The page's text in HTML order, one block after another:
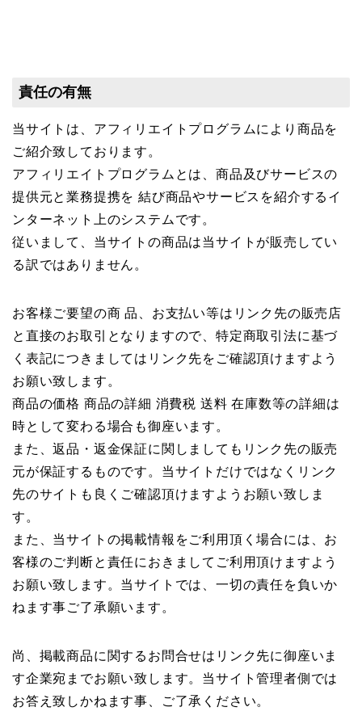
責任の有無
当サイトは、アフィリエイトプログラムにより商品を
ご紹介致しております。
アフィリエイトプログラムとは、商品及びサービスの
提供元と業務提携を 結び商品やサービスを紹介するイ
ンターネット上のシステムです。
従いまして、当サイトの商品は当サイトが販売してい
る訳ではありません。
お客様ご要望の商 品、お支払い等はリンク先の販売店
と直接のお取引となりますので、特定商取引法に基づ
く表記につきましてはリンク先をご確認頂けますよう
お願い致します。
商品の価格 商品の詳細 消費税 送料 在庫数等の詳細は
時として変わる場合も御座います。
また、返品・返金保証に関しましてもリンク先の販売
元が保証するものです。当サイトだけではなくリンク
先のサイトも良くご確認頂けますようお願い致しま
す。
また、当サイトの掲載情報をご利用頂く場合には、お
客様のご判断と責任におきましてご利用頂けますよう
お願い致します。当サイトでは、一切の責任を負いか
ねます事ご了承願います。
尚、掲載商品に関するお問合せはリンク先に御座いま
す企業宛までお願い致します。当サイト管理者側では
お答え致しかねます事、ご了承ください。